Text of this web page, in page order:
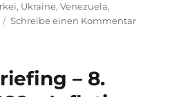
, Ukraine,Venezuela,
Schreibe einen Kommentarzu
– 8.